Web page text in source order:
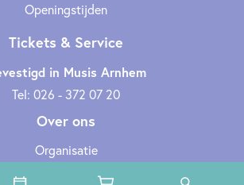
Openingstijden
Tickets & Service
in Musis Arnhem
Tel: 026 - 372 07 20
Over ons
Organisatie